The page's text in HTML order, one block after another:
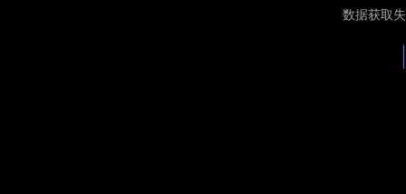
数据获取